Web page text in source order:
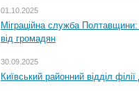
01.10.2025
Міграційна служба
від громадян
30.09.2025
Київський районний відділ